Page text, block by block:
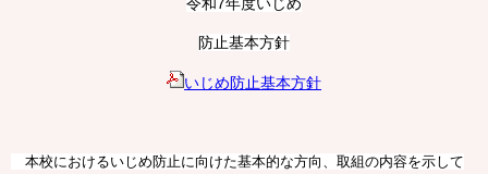
防止基本方針
いじめ防止基本方針
本校におけるいじめ防止に向けた基本的な方向、取組の内容を示して